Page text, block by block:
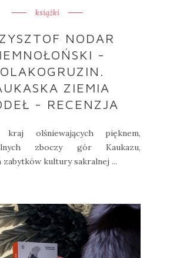
książki
NODAR
-
ZIEMIA
- RECENZJA
olśniewających pięknem,
zboczy gór Kaukazu,
zabytków kultury sakralnej ...